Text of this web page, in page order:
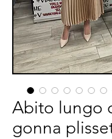
Abito lungo
gonna